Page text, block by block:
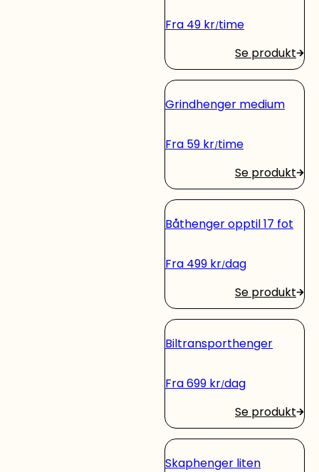
Fra 49 kr time
Se produkt
Grindhenger medium
Fra 59 kr time
Se produkt
Båthenger opptil 17 fot
Fra 499 kr dag
Se produkt
Biltransporthenger
Fra699 kr dag
Se produkt
Skaphenger liten